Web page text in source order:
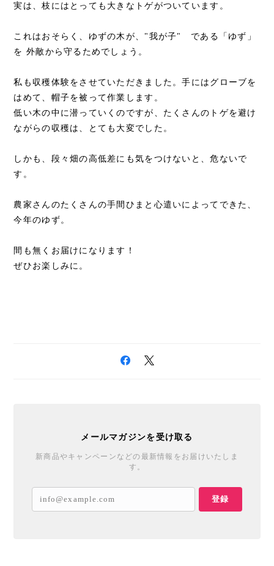
実は、枝にはとっても大きなトゲがついています。
これはおそらく、ゆずの木が、"我が子" である「ゆず」
を 外敵から守るためでしょう。
私も収穫体験をさせていただきました。手にはグローブを
はめて、帽子を被って作業します。
低い木の中に潜っていくのですが、たくさんのトゲを避け
ながらの収穫は、とても大変でした。
しかも、段々畑の高低差にも気をつけないと、危ないで
す。
農家さんのたくさんの手間ひまと心遣いによってできた、
今年のゆず。
間も無くお届けになります！
ぜひお楽しみに。
メールマガジンを受け取る
新商品やキャンペーンなどの最新情報をお届けいたしま
す。
登録